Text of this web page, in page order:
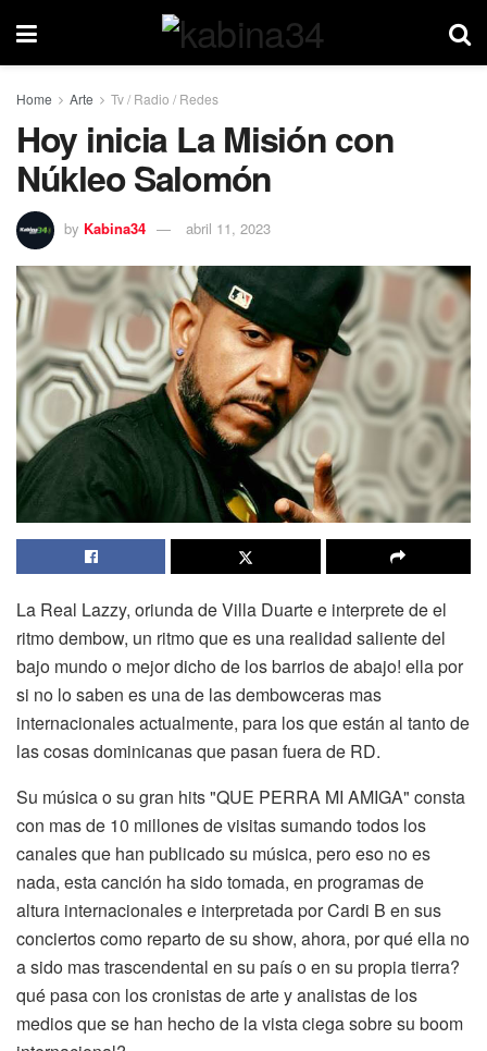
Home Arte Tv / Radio / Redes
Hoy inicia La Misión con
Núkleo Salomón
by Kabina34 abril 11, 2023
La Real Lazzy, oriunda de Villa Duarte e interprete de el
ritmo dembow, un ritmo que es una realidad saliente del
bajo mundo o mejor dicho de los barrios de abajo! ella por
si no lo saben es una de las dembowceras mas
internacionales actualmente, para los que están al tanto de
las cosas dominicanas que pasan fuera de RD.
Su música o su gran hits "QUE PERRA MI AMIGA" consta
con mas de 10 millones de visitas sumando todos los
canales que han publicado su música, pero eso no es
nada, esta canción ha sido tomada, en programas de
altura internacionales e interpretada por Cardi B en sus
conciertos como reparto de su show, ahora, por qué ella no
a sido mas trascendental en su país o en su propia tierra?
qué pasa con los cronistas de arte y analistas de los
medios que se han hecho de la vista ciega sobre su boom